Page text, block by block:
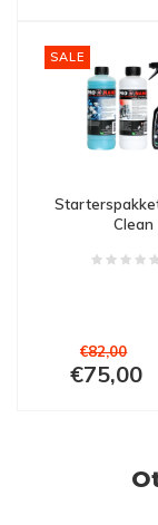
SALE
Clean
€82,00
€75,00